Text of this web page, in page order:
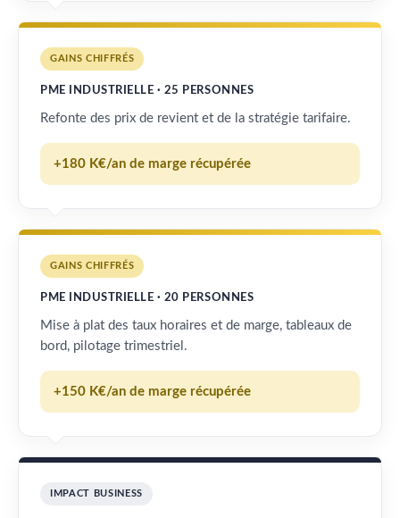
GAINS CHIFFRÉS
PME INDUSTRIELLE · 25 PERSONNES
Refonte des prix de revient et de la stratégie tarifaire.
+180 K€/an de marge récupérée
GAINS CHIFFRÉS
PME INDUSTRIELLE · 20 PERSONNES
Mise à plat des taux horaires et de marge, tableaux de
bord, pilotage trimestriel.
+150 K€/an de marge récupérée
IMPACT BUSINESS